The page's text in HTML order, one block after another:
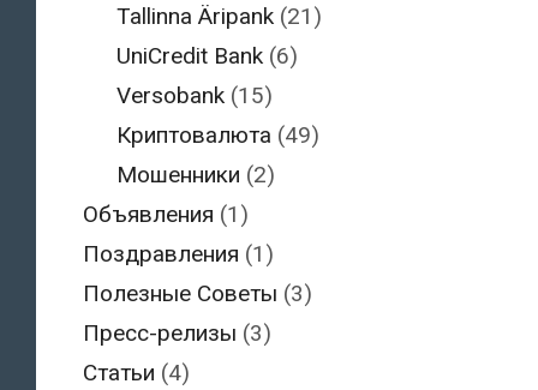
Tallinna Äripank (21)
UniCredit Bank (6)
Versobank (15)
Криптовалюта (49)
Мошенники (2)
Объявления (1)
Поздравления (1)
Полезные Советы (3)
Пресс-релизы (3)
Статьи (4)